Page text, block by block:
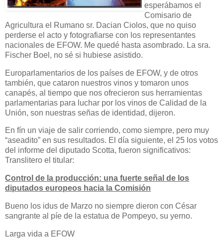
esperábamos el
Comisario de
Agricultura el Rumano sr. Dacian Ciolos, que no quiso
perderse el acto y fotografiarse con los representantes
nacionales de EFOW. Me quedé hasta asombrado. La sra.
Fischer Boel, no sé si hubiese asistido.
Europarlamentarios de los países de EFOW, y de otros
también, que cataron nuestros vinos y tomaron unos
canapés, al tiempo que nos ofrecieron sus herramientas
parlamentarias para luchar por los vinos de Calidad de la
Unión, son nuestras señas de identidad, dijeron.
En fín un viaje de salir corriendo, como siempre, pero muy
“aseadito” en sus resultados. El día siguiente, el 25 los votos
del informe del diputado Scotta, fueron significativos:
Translitero el titular:
Control de la producción: una fuerte señal de los
diputados europeos hacia la Comisión
Bueno los idus de Marzo no siempre dieron con César
sangrante al píe de la estatua de Pompeyo, su yerno.
Larga vida a EFOW